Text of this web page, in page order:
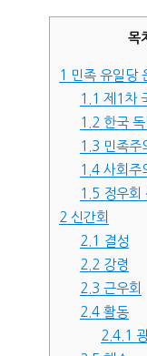
자
목
1
민족 유일당
1.1 제1차
1.2 한국
1.3 민족주
1.4 사회주
1.5 정우회
2 신간회
2.1
결성
2.2 강령
2.3 근우회
2.4 활동
2.4.1